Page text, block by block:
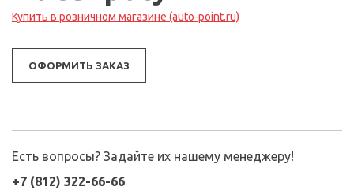
Купить в розничном магазине (auto-point.ru)
ОФОРМИТЬ ЗАКАЗ
Есть вопросы? Задайте их нашему менеджеру!
+7 (812) 322-66-66